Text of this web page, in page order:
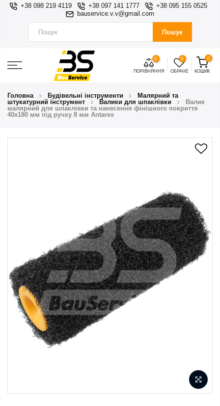
+38 098 219 4119 +38 097 141 1777
+38 095 155 0525
bauservice.v.v@gmail.com
Пошук
0
ПОРІВНЯННЯ
0
ОБРАНЕ
0
КОШИК
Головна Будівельні інструменти
Малярний та
штукатурний інструмент
Валики для шпаклівки
Валик
малярний для шпаклівки та нанесення фінішного покриття
40х180 мм під ручку 8 мм Antares